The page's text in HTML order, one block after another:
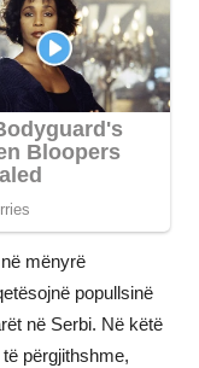
mënyrë
popullsinë
në Serbi. Në këtë
përgjithshme,